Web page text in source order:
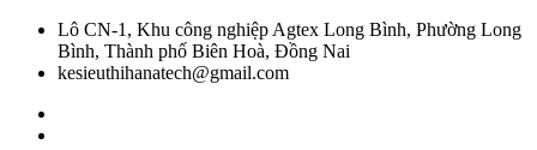
Lô CN-1, Khu công nghiệp Agtex Long Bình, Phường Long
Bình, Thành phố Biên Hoà, Đồng Nai
kesieuthihanatech@gmail.com